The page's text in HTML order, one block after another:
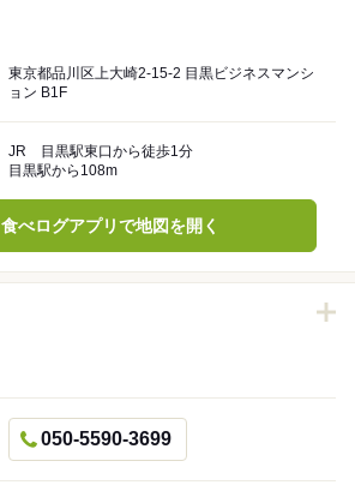
東京都品川区上大崎2-15-2 目黒ビジネスマンシ
ョン B1F
JR 目黒駅東口から徒歩1分
目黒駅から108m
食べログアプリで地図を開く
050-5590-3699